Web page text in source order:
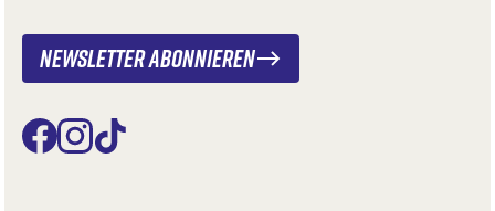
Newsletter abonnieren